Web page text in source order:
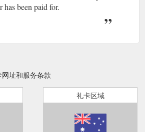
has been paid for.
址和服务条款
礼卡区域